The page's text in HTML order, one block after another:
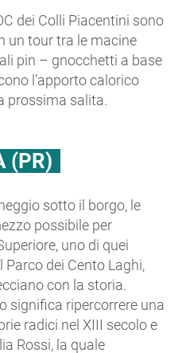
dei Colli Piacentini sono
un tour tra le macine
pin – gnocchetti a base
l’apporto calorico
prossima salita.
(PR)
sotto il borgo, le
possibile per
uno di quei
dei Cento Laghi,
con la storia.
significa ripercorrere una
radici nel XIII secolo e
Rossi, la quale